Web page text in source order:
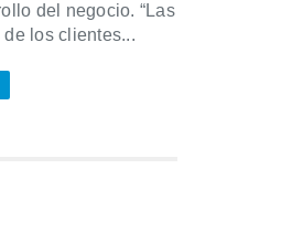
del negocio. “Las
los clientes...